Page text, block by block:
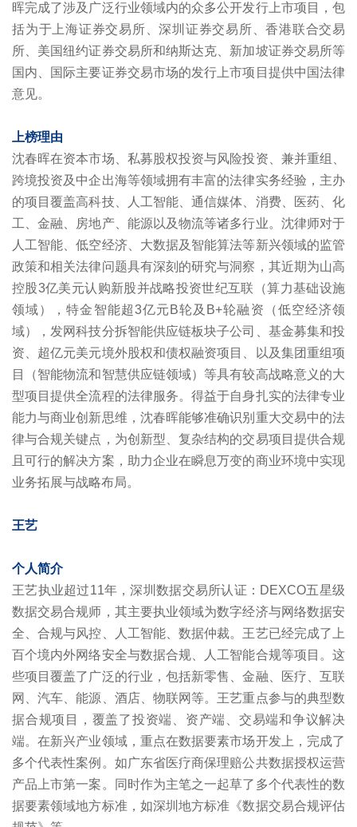
晖完成了涉及广泛行业领域内的众多公开发行上市项目，包
括为于上海证券交易所、深圳证券交易所、香港联合交易
所、美国纽约证券交易所和纳斯达克、新加坡证券交易所等
国内、国际主要证券交易市场的发行上市项目提供中国法律
意见。
上榜理由
沈春晖在资本市场、私募股权投资与风险投资、兼并重组、
跨境投资及中企出海等领域拥有丰富的法律实务经验，主办
的项目覆盖高科技、人工智能、通信媒体、消费、医药、化
工、金融、房地产、能源以及物流等诸多行业。沈律师对于
人工智能、低空经济、大数据及智能算法等新兴领域的监管
政策和相关法律问题具有深刻的研究与洞察，其近期为山高
控股3亿美元认购新股并战略投资世纪互联（算力基础设施
领域），特金智能超3亿元B轮及B+轮融资（低空经济领
域），发网科技分拆智能供应链板块子公司、基金募集和投
资、超亿元美元境外股权和债权融资项目、以及集团重组项
目（智能物流和智慧供应链领域）等具有较高战略意义的大
型项目提供全流程的法律服务。得益于自身扎实的法律专业
能力与商业创新思维，沈春晖能够准确识别重大交易中的法
律与合规关键点，为创新型、复杂结构的交易项目提供合规
且可行的解决方案，助力企业在瞬息万变的商业环境中实现
业务拓展与战略布局。
王艺
个人简介
王艺执业超过11年，深圳数据交易所认证：DEXCO五星级
数据交易合规师，其主要执业领域为数字经济与网络数据安
全、合规与风控、人工智能、数据仲裁。王艺已经完成了上
百个境内外网络安全与数据合规、人工智能合规等项目。这
些项目覆盖了广泛的行业，包括新零售、金融、医疗、互联
网、汽车、能源、酒店、物联网等。王艺重点参与的典型数
据合规项目，覆盖了投资端、资产端、交易端和争议解决
端。在新兴产业领域，重点在数据要素市场开发上，完成了
多个代表性案例。如广东省医疗商保理赔公共数据授权运营
产品上市第一案。同时作为主笔之一起草了多个代表性的数
据要素领域地方标准，如深圳地方标准《数据交易合规评估